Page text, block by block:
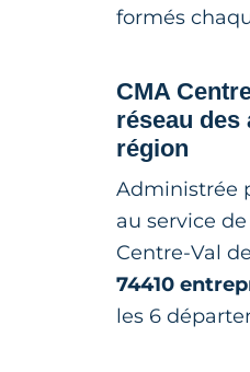
formés
CMA
réseau des
région
Administrée
au service
Centre-Val
74410
les 6